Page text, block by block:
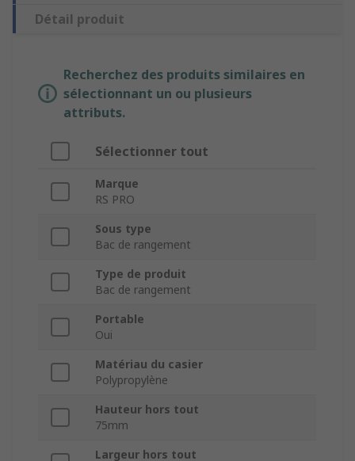
Détail produit
Recherchez des produits similaires en
sélectionnant un ou plusieurs
attributs.
Sélectionner tout
Marque
RS PRO
Sous type
Bac de rangement
Type de produit
Bac de rangement
Portable
Oui
Matériau du casier
Polypropylène
Hauteur hors tout
75mm
Largeur hors tout